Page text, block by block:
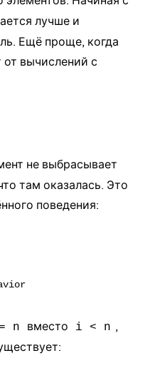
лучше и
Ещё проще, когда
от вычислений с
не выбрасывает
там оказалась. Это
поведения:
n вместо i < n ,